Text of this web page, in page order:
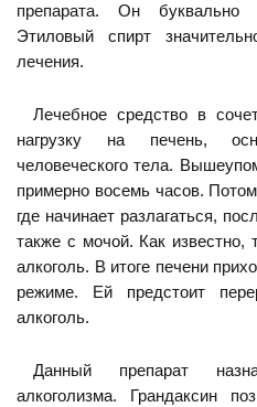
препарата. Он буквально
Этиловый спирт
лечения.
Лечебное средство в
нагрузку на печень,
человеческого тела.
примерно восемь часов.
где начинает разлагаться,
также с мочой. Как
алкоголь. В итоге печени
режиме. Ей предстоит
алкоголь.
Данный препарат
алкоголизма. Грандаксин